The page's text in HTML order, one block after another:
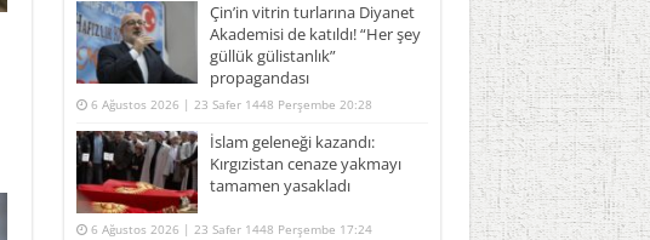
Çin’in vitrin turlarına Diyanet
Akademisi de katıldı! “Her şey
güllük gülistanlık”
propagandası
6 Ağustos 2026 | 23 Safer 1448 Perşembe 20:28
İslam geleneği kazandı:
Kırgızistan cenaze yakmayı
tamamen yasakladı
6 Ağustos 2026 | 23 Safer 1448 Perşembe 17:24